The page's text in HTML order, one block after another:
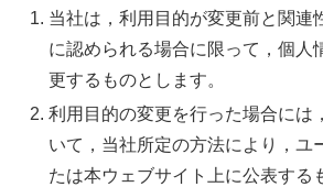
当社は，利用目的が変更前と関連
に認められる場合に限って，個人
更するものとします。
利用目的の変更を行った場合には
いて，当社所定の方法により，ユ
たは本ウェブサイト上に公表する